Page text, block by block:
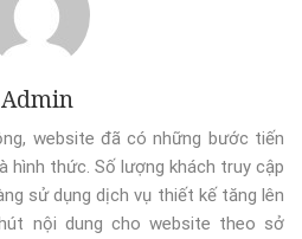
Admin
website đã có những bước tiến
hình thức. Số lượng khách truy cập
sử dụng dịch vụ thiết kế tăng lên
nội dung cho website theo sở